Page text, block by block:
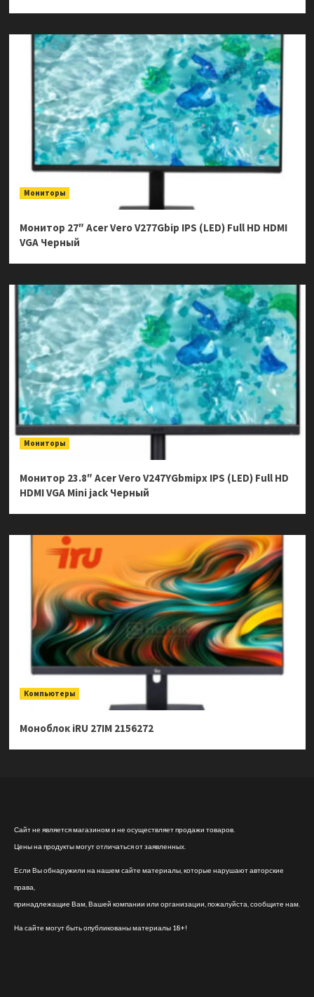
Мониторы
Монитор 27″ Acer Vero V277Gbip IPS (LED) Full HD HDMI
VGA Черный
Мониторы
Монитор 23.8″ Acer Vero V247YGbmipx IPS (LED) Full HD
HDMI VGA Mini jack Черный
Компьютеры
Моноблок iRU 27IM 2156272
Сайт не является магазином и не осуществляет продажи товаров.
Цены на продукты могут отличаться от заявленных.
Если Вы обнаружили на нашем сайте материалы, которые нарушают авторские
права,
принадлежащие Вам, Вашей компании или организации, пожалуйста, сообщите нам.
На сайте могут быть опубликованы материалы 18+!